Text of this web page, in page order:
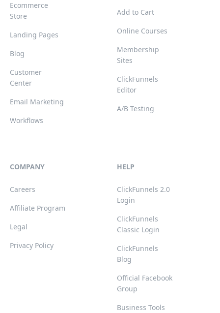
Ecommerce
Store
Landing Pages
Blog
Customer
Center
Email Marketing
Workflows
Add to Cart
Online Courses
Membership
Sites
ClickFunnels
Editor
A/B Testing
COMPANY
Careers
Affiliate Program
Legal
Privacy Policy
HELP
ClickFunnels 2.0
Login
ClickFunnels
Classic Login
ClickFunnels
Blog
Official Facebook
Group
Business Tools